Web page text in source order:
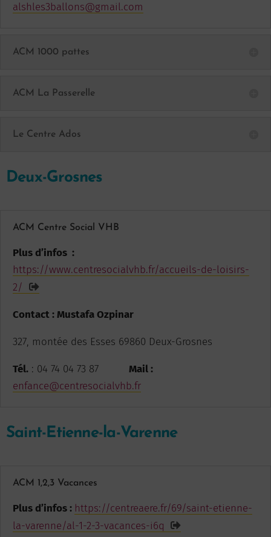
alshles3ballons@gmail.com
ACM 1000 pattes
ACM La Passerelle
Le Centre Ados
Deux-Grosnes
ACM Centre Social VHB
Plus d’infos :
https://www.centresocialvhb.fr/accueils-de-loisirs-
2/
Contact : Mustafa Ozpinar
327, montée des Esses 69860 Deux-Grosnes
Tél. : 04 74 04 73 87 Mail :
enfance@centresocialvhb.fr
Saint-Etienne-la-Varenne
ACM 1,2,3 Vacances
Plus d’infos : https://centreaere.fr/69/saint-etienne-
la-varenne/al-1-2-3-vacances-i6q